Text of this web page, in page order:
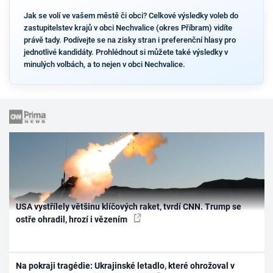
Jak se volí ve vašem městě či obci? Celkové výsledky voleb do
zastupitelstev krajů v obci Nechvalice (okres Příbram) vidíte
právě tady. Podívejte se na zisky stran i preferenční hlasy pro
jednotlivé kandidáty. Prohlédnout si můžete také výsledky v
minulých volbách, a to nejen v obci Nechvalice.
USA vystřílely většinu klíčových raket, tvrdí CNN. Trump se
ostře ohradil, hrozí i vězením
Na pokraji tragédie: Ukrajinské letadlo, které ohrožoval v